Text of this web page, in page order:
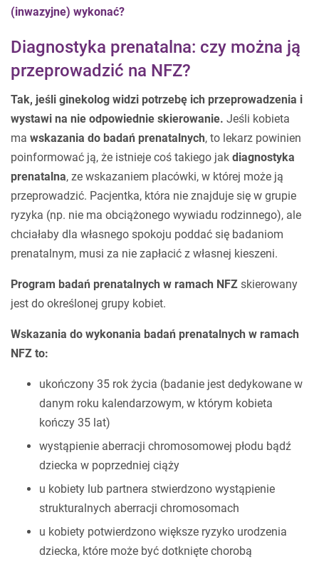
(inwazyjne) wykonać?
Diagnostyka prenatalna: czy można ją
przeprowadzić na NFZ?
Tak, jeśli ginekolog widzi potrzebę ich przeprowadzenia i
wystawi na nie odpowiednie skierowanie. Jeśli kobieta
ma wskazania do badań prenatalnych, to lekarz powinien
poinformować ją, że istnieje coś takiego jak diagnostyka
prenatalna, ze wskazaniem placówki, w której może ją
przeprowadzić. Pacjentka, która nie znajduje się w grupie
ryzyka (np. nie ma obciążonego wywiadu rodzinnego), ale
chciałaby dla własnego spokoju poddać się badaniom
prenatalnym, musi za nie zapłacić z własnej kieszeni.
Program badań prenatalnych w ramach NFZ skierowany
jest do określonej grupy kobiet.
Wskazania do wykonania badań prenatalnych w ramach
NFZ to:
ukończony 35 rok życia (badanie jest dedykowane w
danym roku kalendarzowym, w którym kobieta
kończy 35 lat)
wystąpienie aberracji chromosomowej płodu bądź
dziecka w poprzedniej ciąży
u kobiety lub partnera stwierdzono wystąpienie
strukturalnych aberracji chromosomach
u kobiety potwierdzono większe ryzyko urodzenia
dziecka, które może być dotknięte chorobą